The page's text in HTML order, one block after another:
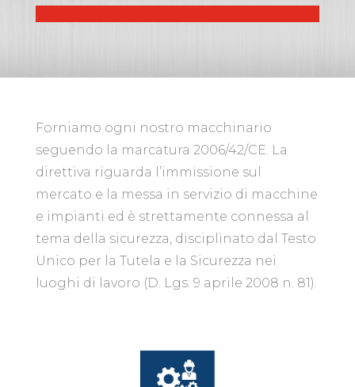
Forniamo ogni nostro macchinario
seguendo la marcatura 2006/42/CE. La
direttiva riguarda l’immissione sul
mercato e la messa in servizio di macchine
e impianti ed è strettamente connessa al
tema della sicurezza, disciplinato dal Testo
Unico per la Tutela e la Sicurezza nei
luoghi di lavoro (D. Lgs. 9 aprile 2008 n. 81).